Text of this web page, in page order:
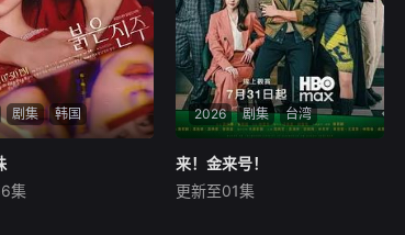
（段钰饰）的
深受革命精神感召，挺身
剧集 韩国
珠
李甫姫
集
2026 剧集 台湾
来！金来号！
周兴哲 袁澧林
来！金来号！
更新至01集